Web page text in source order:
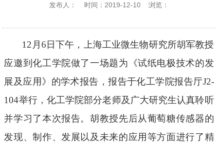
发布人： 时间：2019-12-10 浏览：
12月6日下午，上海工业微生物研究所胡军教授
应邀到化工学院做了一场题为《试纸电极技术的发
展及应用》的学术报告，报告于化工学院报告厅J2-
104举行，化工学院部分老师及广大研究生认真聆听
并学习了本次报告。胡教授先后从葡萄糖传感器的
发现、制作、发展以及未来的应用等方面进行了精